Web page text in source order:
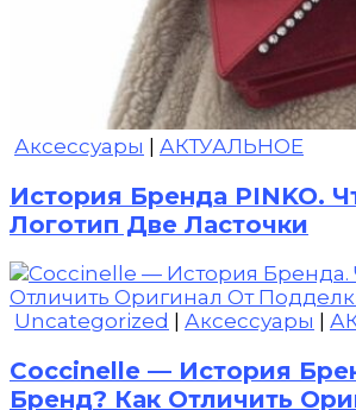
Аксессуары | АКТУАЛЬНОЕ
История Бренда PINKO.
Логотип Две Ласточки
Uncategorized Аксессуары
Coccinelle — История
Бренд? Как Отличить